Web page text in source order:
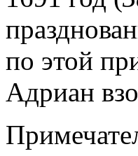
по этой
Адриан